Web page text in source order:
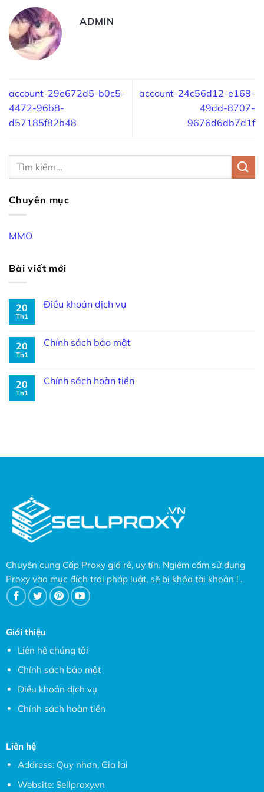
ADMIN
account-29e672d5-b0c5-
4472-96b8-
d57185f82b48
account-24c56d12-e168-
49dd-8707-
9676d6db7d1f
Chuyên mục
MMO
Bài viết mới
20
Th1
Điều khoản dịch vụ
20
Th1
Chính sách bảo mật
20
Th1
Chính sách hoàn tiền
Chuyên cung Cấp Proxy giá rẻ, uy tín. Ngiêm cấm sử dụng
Proxy vào mục đích trái pháp luật, sẽ bị khóa tài khoản ! .
Giới thiệu
Liên hệ chúng tôi
Chính sách bảo mật
Điều khoản dịch vụ
Chính sách hoàn tiền
Liên hệ
Address: Quy nhơn, Gia lai
Website: Sellproxy.vn